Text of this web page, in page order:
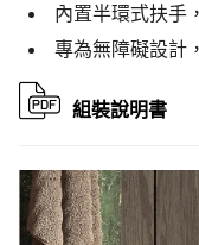
內置半環式扶手
專為無障礙設計
組裝說明書